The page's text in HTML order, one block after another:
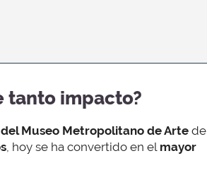
tanto impacto?
Museo Metropolitano de Arte de
, hoy se ha convertido en el mayor